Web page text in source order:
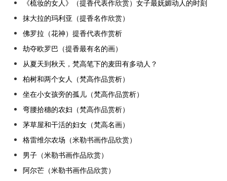
《梳妆的女人》（提香代表作欣赏）女子最妩媚动人的时刻
抹大拉的玛利亚（提香名作欣赏）
佛罗拉（花神）提香代表作赏析
劫夺欧罗巴（提香最有名的画）
从夏天到秋天，梵高笔下的麦田有多动人？
柏树和两个女人（梵高作品赏析）
坐在小女孩旁的孤儿（梵高作品赏析）
弯腰拾穗的农妇（梵高作品赏析）
茅草屋和干活的妇女（梵高名画）
格雷维尔农场（米勒书画作品欣赏）
男子（米勒书画作品欣赏）
阿尔芒（米勒书画作品欣赏）